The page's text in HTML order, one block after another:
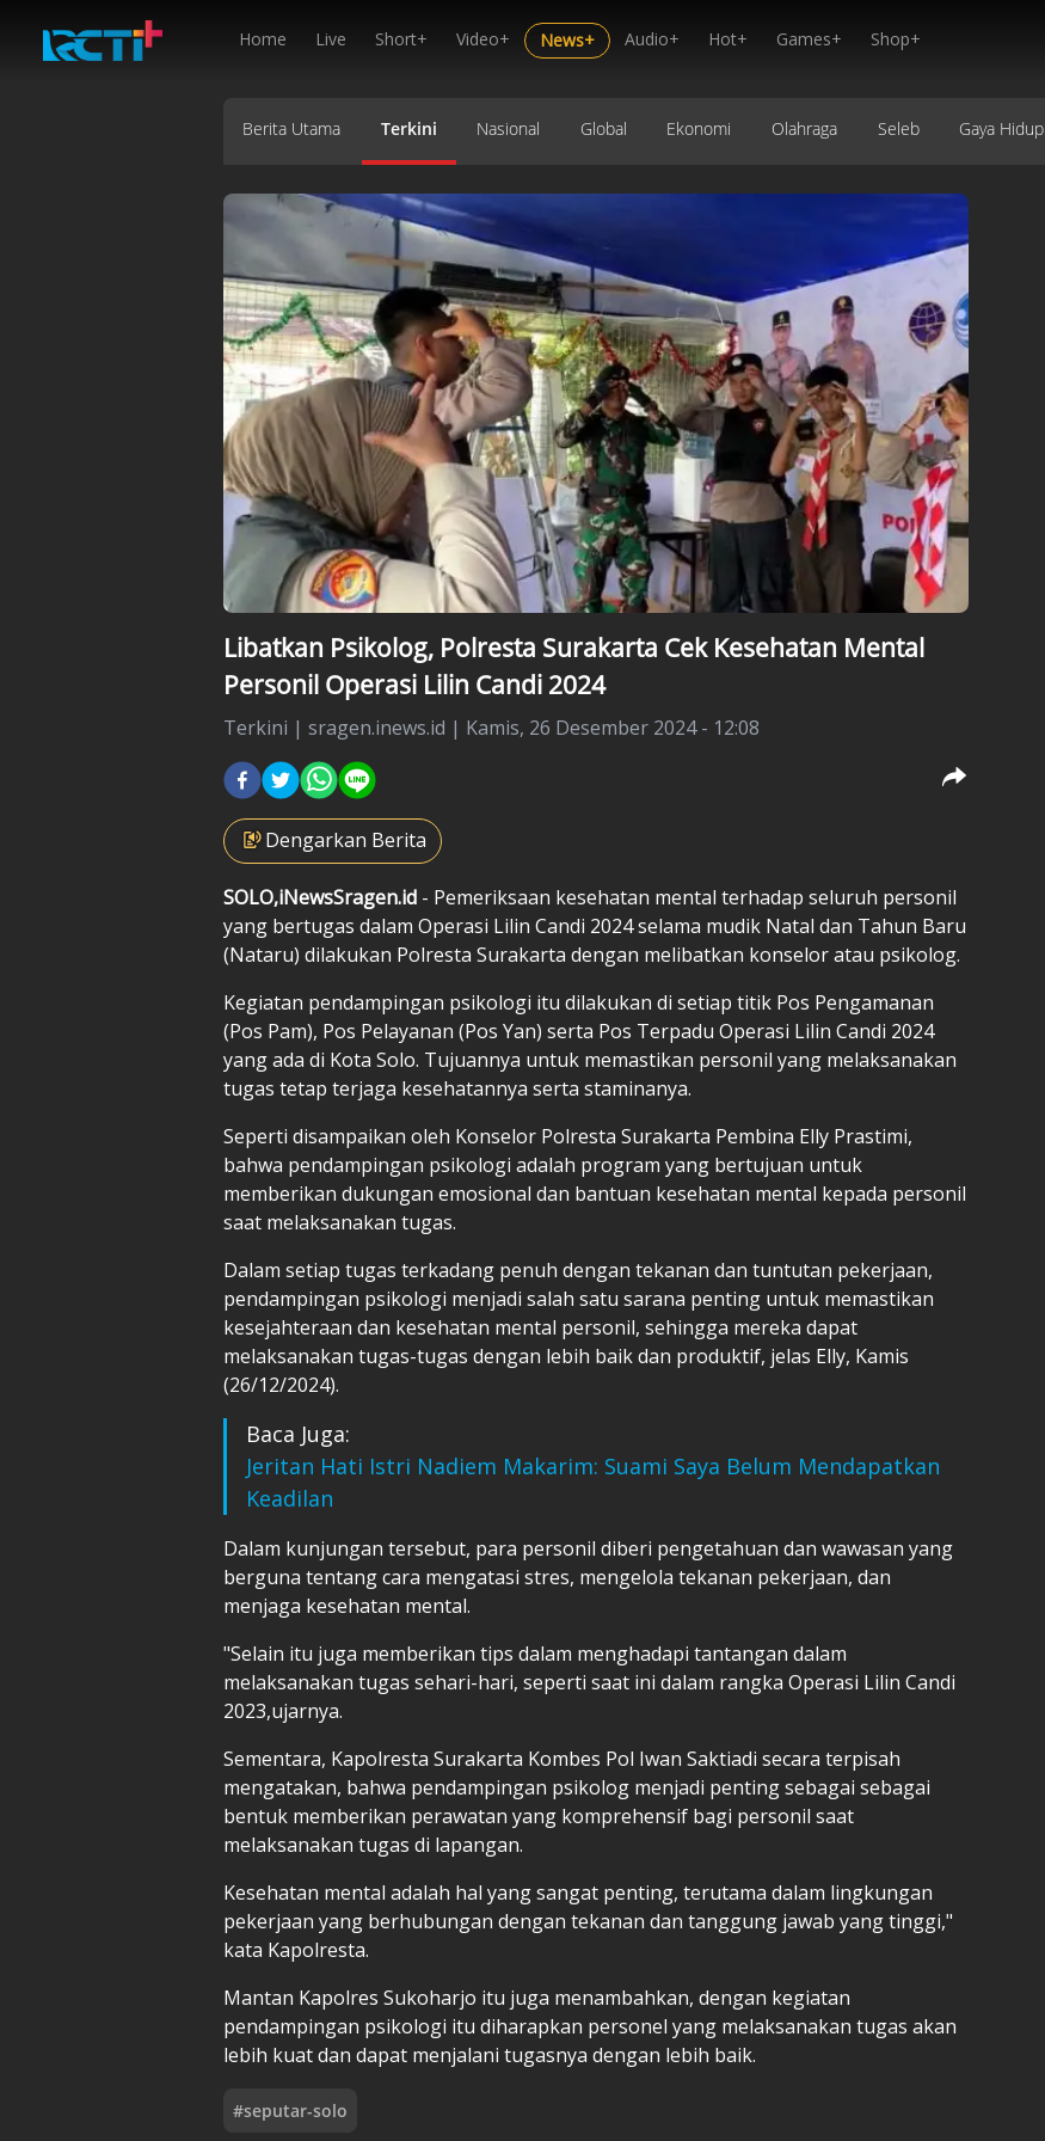
Home Live Short+ Video+ News+ Audio+ Hot+ Games+ Shop+
Berita Utama Terkini Nasional Global Ekonomi Olahraga Seleb Gaya Hidup
Libatkan Psikolog, Polresta Surakarta Cek Kesehatan Mental
Personil Operasi Lilin Candi 2024
Terkini | sragen.inews.id | Kamis, 26 Desember 2024 - 12:08
Dengarkan Berita
SOLO,iNewsSragen.id - Pemeriksaan kesehatan mental terhadap seluruh personil
yang bertugas dalam Operasi Lilin Candi 2024 selama mudik Natal dan Tahun Baru
(Nataru) dilakukan Polresta Surakarta dengan melibatkan konselor atau psikolog.
Kegiatan pendampingan psikologi itu dilakukan di setiap titik Pos Pengamanan
(Pos Pam), Pos Pelayanan (Pos Yan) serta Pos Terpadu Operasi Lilin Candi 2024
yang ada di Kota Solo. Tujuannya untuk memastikan personil yang melaksanakan
tugas tetap terjaga kesehatannya serta staminanya.
Seperti disampaikan oleh Konselor Polresta Surakarta Pembina Elly Prastimi,
bahwa pendampingan psikologi adalah program yang bertujuan untuk
memberikan dukungan emosional dan bantuan kesehatan mental kepada personil
saat melaksanakan tugas.
Dalam setiap tugas terkadang penuh dengan tekanan dan tuntutan pekerjaan,
pendampingan psikologi menjadi salah satu sarana penting untuk memastikan
kesejahteraan dan kesehatan mental personil, sehingga mereka dapat
melaksanakan tugas-tugas dengan lebih baik dan produktif, jelas Elly, Kamis
(26/12/2024).
Baca Juga:
Jeritan Hati Istri Nadiem Makarim: Suami Saya Belum Mendapatkan
Keadilan
Dalam kunjungan tersebut, para personil diberi pengetahuan dan wawasan yang
berguna tentang cara mengatasi stres, mengelola tekanan pekerjaan, dan
menjaga kesehatan mental.
"Selain itu juga memberikan tips dalam menghadapi tantangan dalam
melaksanakan tugas sehari-hari, seperti saat ini dalam rangka Operasi Lilin Candi
2023,ujarnya.
Sementara, Kapolresta Surakarta Kombes Pol Iwan Saktiadi secara terpisah
mengatakan, bahwa pendampingan psikolog menjadi penting sebagai sebagai
bentuk memberikan perawatan yang komprehensif bagi personil saat
melaksanakan tugas di lapangan.
Kesehatan mental adalah hal yang sangat penting, terutama dalam lingkungan
pekerjaan yang berhubungan dengan tekanan dan tanggung jawab yang tinggi,"
kata Kapolresta.
Mantan Kapolres Sukoharjo itu juga menambahkan, dengan kegiatan
pendampingan psikologi itu diharapkan personel yang melaksanakan tugas akan
lebih kuat dan dapat menjalani tugasnya dengan lebih baik.
#seputar-solo